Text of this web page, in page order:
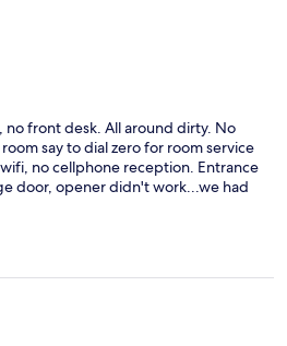
no front desk. All around dirty. No
say to dial zero for room service
no cellphone reception. Entrance
door, opener didn't work...we had